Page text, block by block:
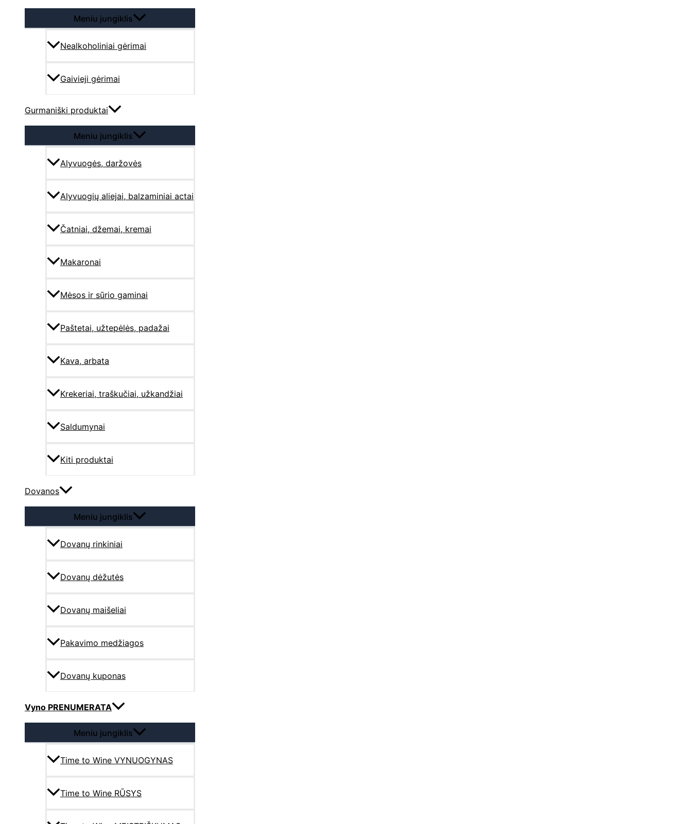
Meniu jungiklis
Nealkoholiniai gėrimai
Gaivieji gėrimai
Gurmaniški produktai
Meniu jungiklis
Alyvuogės, daržovės
Alyvuogių aliejai, balzaminiai actai
Čatniai, džemai, kremai
Makaronai
Mėsos ir sūrio gaminai
Paštetai, užtepėlės, padažai
Kava, arbata
Krekeriai, traškučiai, užkandžiai
Saldumynai
Kiti produktai
Dovanos
Meniu jungiklis
Dovanų rinkiniai
Dovanų dėžutės
Dovanų maišeliai
Pakavimo medžiagos
Dovanų kuponas
Vyno PRENUMERATA
Meniu jungiklis
Time to Wine VYNUOGYNAS
Time to Wine RŪSYS